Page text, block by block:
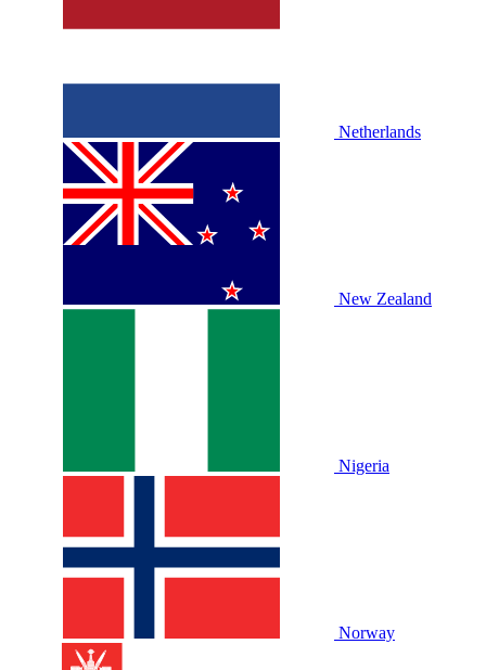
Netherlands
New Zealand
Nigeria
Norway